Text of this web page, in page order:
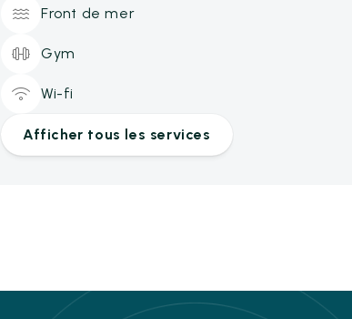
Front de mer
Gym
Wi-fi
Afficher tous les services